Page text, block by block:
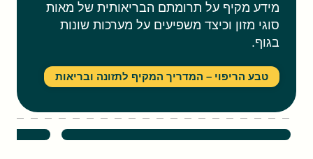
מידע מקיף על תרומתם הבריאותית של מאות
סוגי מזון וכיצד משפיעים על מערכות שונות
בגוף.
טבע הריפוי – המדריך המקיף לתזונה ובריאות